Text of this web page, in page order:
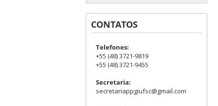
CONTATOS
Telefones:
+55 (48) 3721-9819
+55 (48) 3721-9455
Secretaria:
secretariappgiufsc@gmail.com